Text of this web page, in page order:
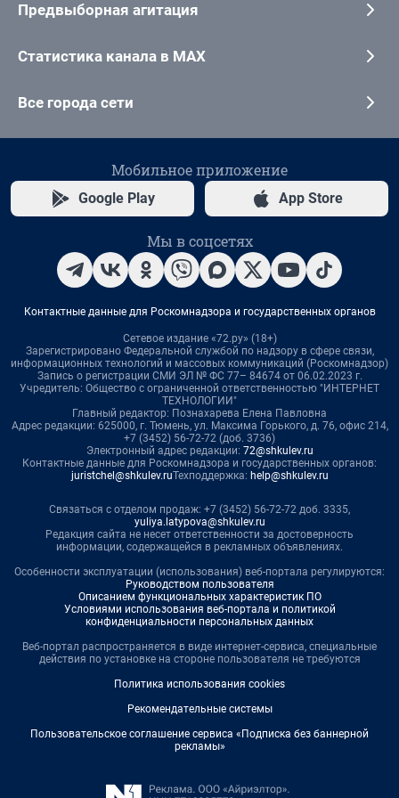
Предвыборная агитация
Статистика канала в MAX
Все города сети
Мобильное приложение
Google Play App Store
Мы в соцсетях
Контактные данные для Роскомнадзора и государственных органов
Сетевое издание «72.ру» (18+)
Зарегистрировано Федеральной службой по надзору в сфере связи,
информационных технологий и массовых коммуникаций (Роскомнадзор)
Запись о регистрации СМИ ЭЛ № ФС 77– 84674 от 06.02.2023 г.
Учредитель: Общество с ограниченной ответственностью "ИНТЕРНЕТ
ТЕХНОЛОГИИ"
Главный редактор: Познахарева Елена Павловна
Адрес редакции: 625000, г. Тюмень, ул. Максима Горького, д. 76, офис 214,
+7 (3452) 56-72-72 (доб. 3736)
Электронный адрес редакции: 72@shkulev.ru
Контактные данные для Роскомнадзора и государственных органов:
juristchel@shkulev.ruТехподдержка: help@shkulev.ru
Связаться с отделом продаж: +7 (3452) 56-72-72 доб. 3335,
yuliya.latypova@shkulev.ru
Редакция сайта не несет ответственности за достоверность
информации, содержащейся в рекламных объявлениях.
Особенности эксплуатации (использования) веб-портала регулируются:
Руководством пользователя
Описанием функциональных характеристик ПО
Условиями использования веб-портала и политикой
конфиденциальности персональных данных
Веб-портал распространяется в виде интернет-сервиса, специальные
действия по установке на стороне пользователя не требуются
Политика использования cookies
Рекомендательные системы
Пользовательское соглашение сервиса «Подписка без баннерной
рекламы»